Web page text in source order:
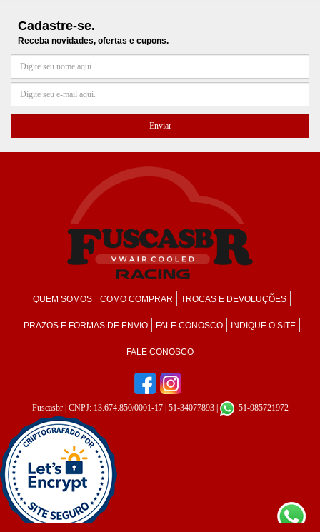
Cadastre-se.
Receba novidades, ofertas e cupons.
QUEM SOMOS COMO COMPRAR TROCAS E DEVOLUÇÕES
PRAZOS E FORMAS DE ENVIO FALE CONOSCO INDIQUE O SITE
FALE CONOSCO
Fuscasbr| CNPJ: 13.674.850/0001-17 | 51-34077893 | 51-985721972